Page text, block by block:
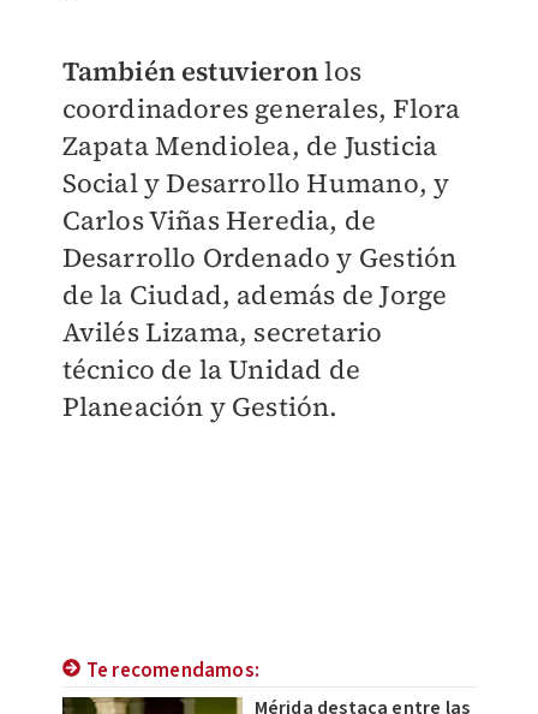
También estuvieronlos
coordinadores generales, Flora
Zapata Mendiolea, de Justicia
Social y Desarrollo Humano, y
Carlos Viñas Heredia, de
Desarrollo Ordenado y Gestión
de la Ciudad, además de Jorge
Avilés Lizama, secretario
técnico de la Unidad de
Planeación y Gestión.
Te recomendamos:
Mérida destaca entre las